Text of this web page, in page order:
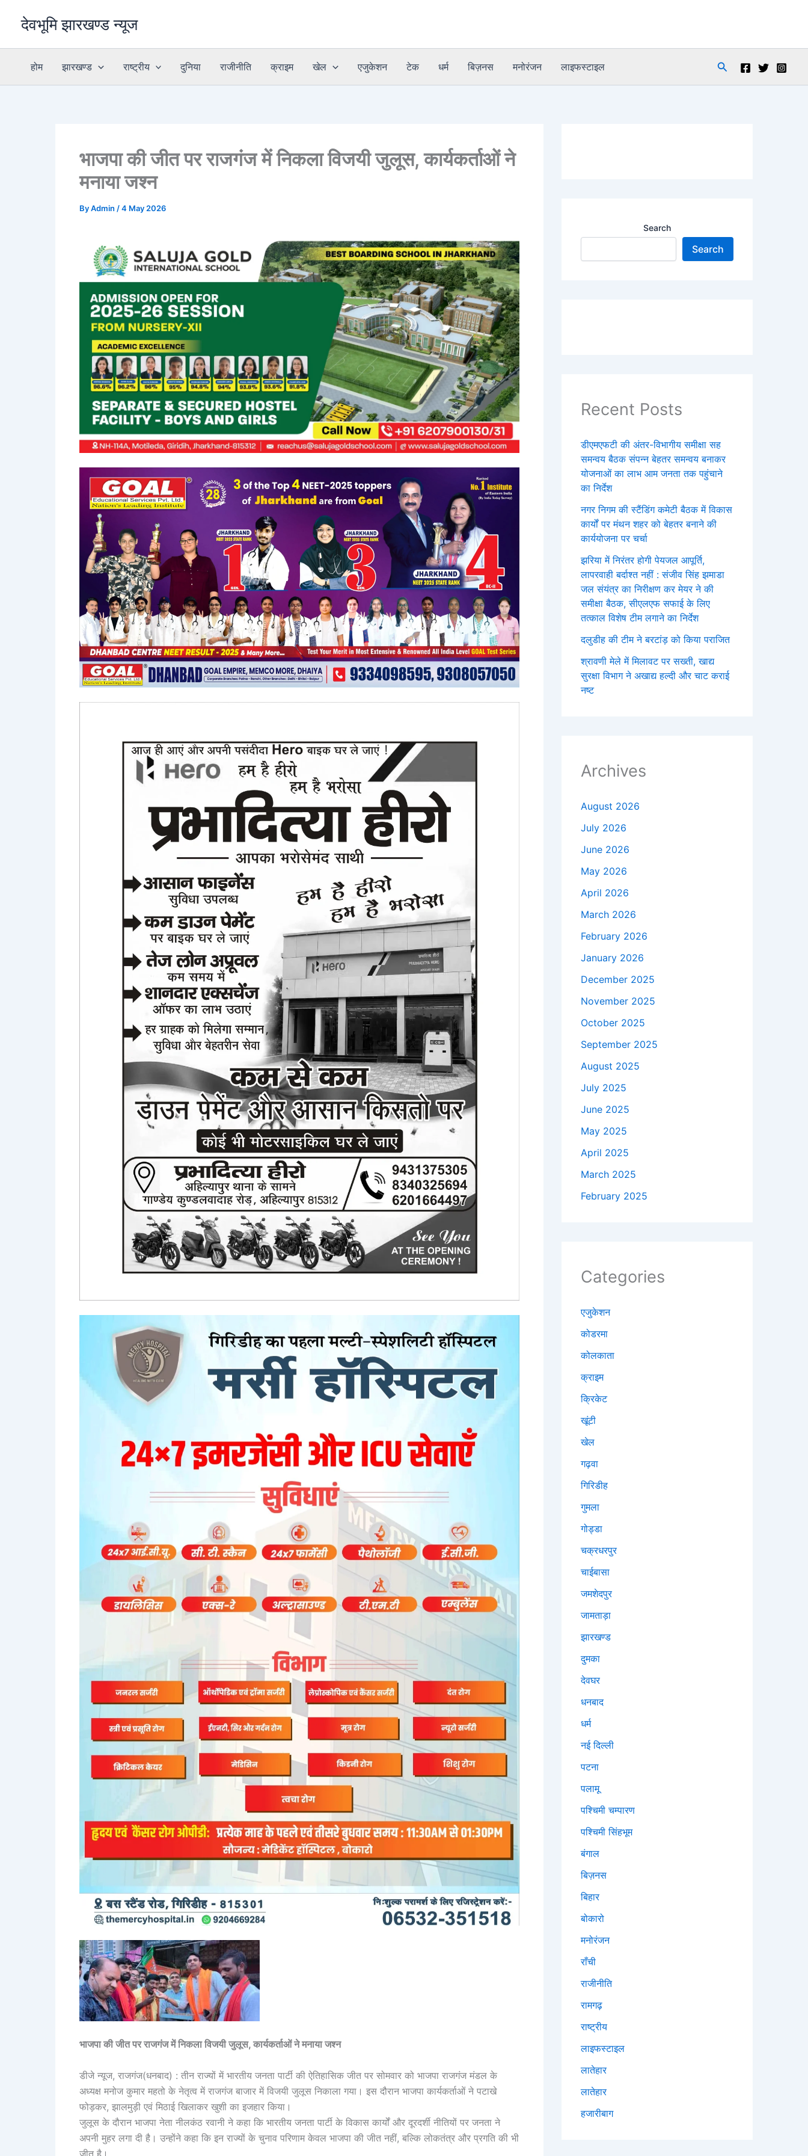
देवभूमि झारखण्ड न्यूज
होम झारखण्ड राष्ट्रीय दुनिया राजीनीति क्राइम खेल एजुकेशन टेक धर्म बिज़नस मनोरंजन लाइफस्टाइल Search
भाजपा की जीत पर राजगंज में निकला विजयी जुलूस, कार्यकर्ताओं ने
मनाया जश्न
ByAdmin /4 May 2026
भाजपा की जीत पर राजगंज में निकला विजयी जुलूस, कार्यकर्ताओं ने मनाया जश्न
डीजे न्यूज, राजगंज(धनबाद) : तीन राज्यों में भारतीय जनता पार्टी की ऐतिहासिक जीत पर सोमवार को भाजपा राजगंज मंडल के
अध्यक्ष मनोज कुमार महतो के नेतृत्व में राजगंज बाजार में विजयी जुलूस निकाला गया। इस दौरान भाजपा कार्यकर्ताओं ने पटाखे
फोड़कर, झालमुड़ी एवं मिठाई खिलाकर खुशी का इजहार किया।
जुलूस के दौरान भाजपा नेता नीलकंठ रवानी ने कहा कि भारतीय जनता पार्टी के विकास कार्यों और दूरदर्शी नीतियों पर जनता ने
अपनी मुहर लगा दी है। उन्होंने कहा कि इन राज्यों के चुनाव परिणाम केवल भाजपा की जीत नहीं, बल्कि लोकतंत्र और प्रगति की भी
जीत है।
Search
Search
Recent Posts
डीएमएफटी की अंतर-विभागीय समीक्षा सह
समन्वय बैठक संपन्न बेहतर समन्वय बनाकर
योजनाओं का लाभ आम जनता तक पहुंचाने
का निर्देश
नगर निगम की स्टैंडिंग कमेटी बैठक में विकास
कार्यों पर मंथन शहर को बेहतर बनाने की
कार्ययोजना पर चर्चा
झरिया में निरंतर होगी पेयजल आपूर्ति,
लापरवाही बर्दाश्त नहीं : संजीव सिंह झमाडा
जल संयंत्र का निरीक्षण कर मेयर ने की
समीक्षा बैठक, सीएलएफ सफाई के लिए
तत्काल विशेष टीम लगाने का निर्देश
दलुडीह की टीम ने बरटांड़ को किया पराजित
श्रावणी मेले में मिलावट पर सख्ती, खाद्य
सुरक्षा विभाग ने अखाद्य हल्दी और चाट कराई
नष्ट
Archives
August 2026
July 2026
June 2026
May 2026
April 2026
March 2026
February 2026
January 2026
December 2025
November 2025
October 2025
September 2025
August 2025
July 2025
June 2025
May 2025
April 2025
March 2025
February 2025
Categories
एजुकेशन
कोडरमा
कोलकाता
क्राइम
क्रिकेट
खूंटी
खेल
गढ़वा
गिरिडीह
गुमला
गोड्डा
चक्रधरपुर
चाईबासा
जमशेदपुर
जामताड़ा
झारखण्ड
दुमका
देवघर
धनबाद
धर्म
नई दिल्ली
पटना
पलामू
पश्चिमी चम्पारण
पश्चिमी सिंहभूम
बंगाल
बिज़नस
बिहार
बोकारो
मनोरंजन
राँची
राजीनीति
रामगढ़
राष्ट्रीय
लाइफस्टाइल
लातेहार
लातेहार
हजारीबाग